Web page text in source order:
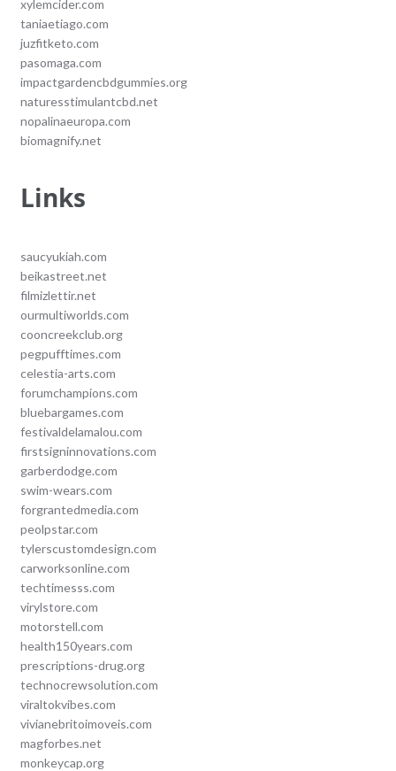
xylemcider.com
taniaetiago.com
juzfitketo.com
pasomaga.com
impactgardencbdgummies.org
naturesstimulantcbd.net
nopalinaeuropa.com
biomagnify.net
Links
saucyukiah.com
beikastreet.net
filmizlettir.net
ourmultiworlds.com
cooncreekclub.org
pegpufftimes.com
celestia-arts.com
forumchampions.com
bluebargames.com
festivaldelamalou.com
firstsigninnovations.com
garberdodge.com
swim-wears.com
forgrantedmedia.com
peolpstar.com
tylerscustomdesign.com
carworksonline.com
techtimesss.com
virylstore.com
motorstell.com
health150years.com
prescriptions-drug.org
technocrewsolution.com
viraltokvibes.com
vivianebritoimoveis.com
magforbes.net
monkeycap.org